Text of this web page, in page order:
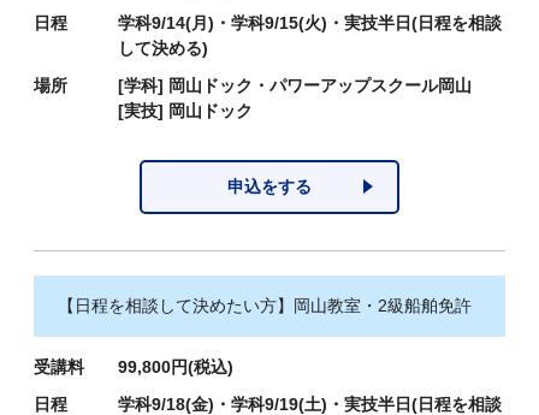
日程
学科9/14(月)・学科9/15(火)・実技半日(日程を相談
して決める)
場所
[学科] 岡山ドック・パワーアップスクール岡山
[実技] 岡山ドック
申込をする
【日程を相談して決めたい方】岡山教室・2級船舶免許
受講料
99,800円(税込)
日程
学科9/18(金)・学科9/19(土)・実技半日(日程を相談